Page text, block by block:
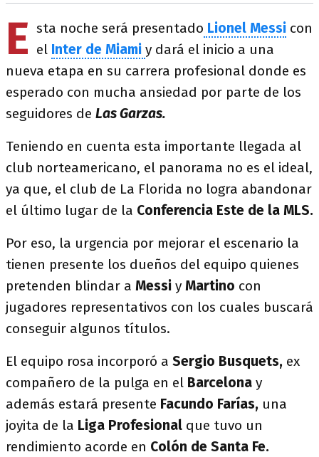
E sta noche será presentado Lionel Messi con
el Inter de Miami y dará el inicio a una
nueva etapa en su carrera profesional donde es
esperado con mucha ansiedad por parte de los
seguidores de Las Garzas.
Teniendo en cuenta esta importante llegada al
club norteamericano, el panorama no es el ideal,
ya que, el club de La Florida no logra abandonar
el último lugar de la Conferencia Este de la MLS.
Por eso, la urgencia por mejorar el escenario la
tienen presente los dueños del equipo quienes
pretenden blindar a Messi y Martino con
jugadores representativos con los cuales buscará
conseguir algunos títulos.
El equipo rosa incorporó a Sergio Busquets, ex
compañero de la pulga en el Barcelona y
además estará presente Facundo Farías, una
joyita de la Liga Profesional que tuvo un
rendimiento acorde en Colón de Santa Fe.